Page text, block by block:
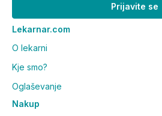
Prijavite se
Lekarnar.com
O lekarni
Kje smo?
Oglaševanje
Nakup